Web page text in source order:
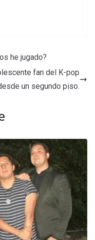
he jugado?
fan del K-pop
un segundo piso.